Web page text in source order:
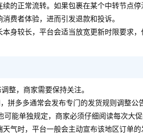
的正常流转。如果包裹在某个中转节点停
费者体验，进而引发退款和投诉。
身较长，平台会适当放宽更新时限要求
整，商家需要保持关注。
拼多多通常会发布专门的发货规则调整
能单独规定，商家必须仔细阅读每次大促
气时，平台一般会主动宣布该地区订单